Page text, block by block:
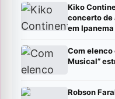
Kiko
concerto de
em Ipanema
Com elenco
Musical”
Robson